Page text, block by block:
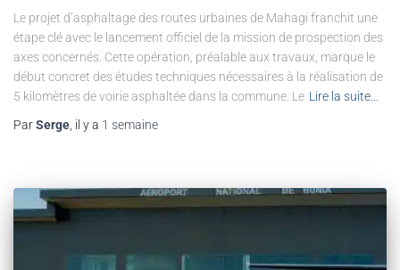
Le projet d’asphaltage des routes urbaines de Mahagi franchit une
étape clé avec le lancement officiel de la mission de prospection des
axes concernés. Cette opération, préalable aux travaux, marque le
début concret des études techniques nécessaires à la réalisation de
5 kilomètres de voirie asphaltée dans la commune. Le Lire la suite…
ParSerge, il y a 1 semaine